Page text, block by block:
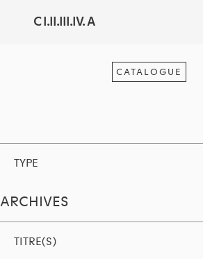
C I.II.III.IV. A
CATALOGUE
TYPE
ARCHIVES
TITRE(S)